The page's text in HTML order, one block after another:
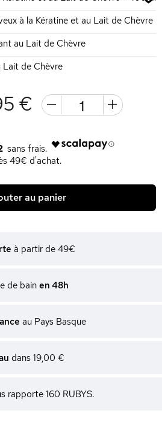
à la Kératine et au Lait de Chèvre
au Lait de Chèvre
Lait de Chèvre
€
49€ d'achat.
au panier
à partir de 49€
de bain en 48h
au Pays Basque
dans 19,00 €
rapporte 160 RUBYS.